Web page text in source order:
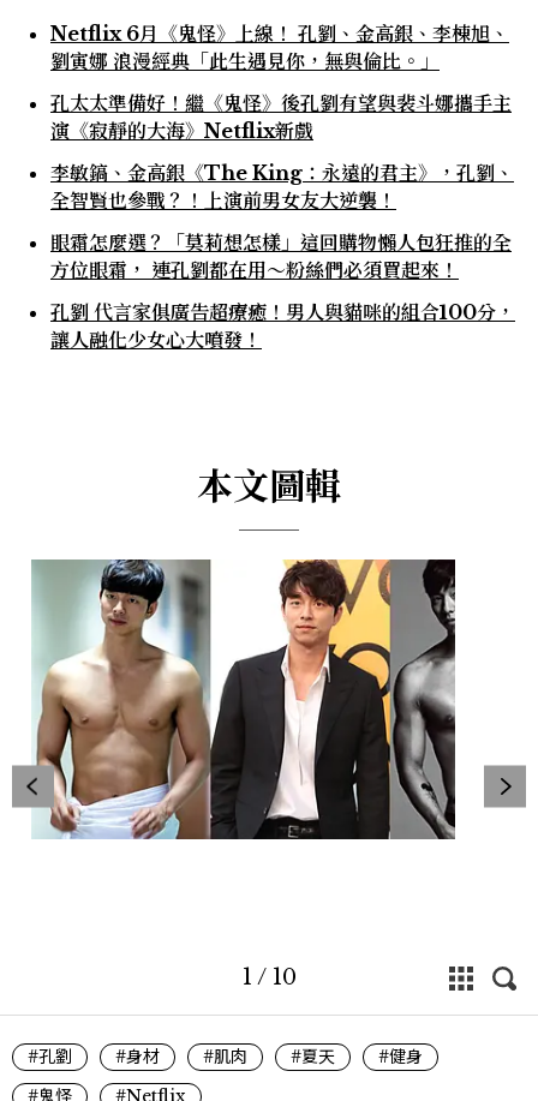
Netflix 6月《鬼怪》上線！ 孔劉、金高銀、李棟旭、
劉寅娜 浪漫經典「此生遇見你，無與倫比。」
孔太太準備好！繼《鬼怪》後孔劉有望與裴斗娜攜手主
演《寂靜的大海》Netflix新戲
李敏鎬、金高銀《The King：永遠的君主》，孔劉、
全智賢也參戰？！上演前男女友大逆襲！
眼霜怎麼選？「莫莉想怎樣」這回購物懶人包狂推的全
方位眼霜， 連孔劉都在用〜粉絲們必須買起來！
孔劉 代言家俱廣告超療癒！男人與貓咪的組合100分，
讓人融化少女心大噴發！
本文圖輯
1 / 10
#孔劉 #身材 #肌肉 #夏天
#健身
#鬼怪
#Netflix